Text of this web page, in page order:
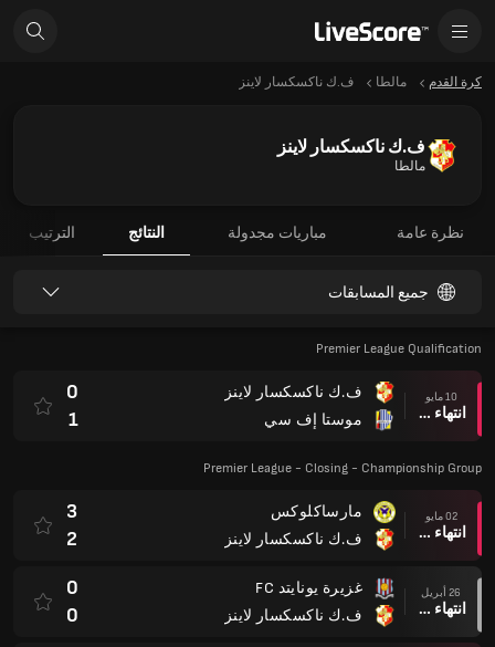
كرة القدم مالطا ف.ك ناكسكسار لاينز
ف.ك ناكسكسار لاينز
مالطا
نظرة عامة مباريات مجدولة النتائج الترتيب
جميع المسابقات
Premier League Qualification
10 مايو
انتهاء وقت المباراة
ف.ك ناكسكسار لاينز
موستا إف سي
0
1
Premier League - Closing - Championship Group
02 مايو
انتهاء وقت المباراة
مارساكلوكس
ف.ك ناكسكسار لاينز
3
2
26 أبريل
انتهاء وقت المباراة
غزيرة يونايتد FC
ف.ك ناكسكسار لاينز
0
0